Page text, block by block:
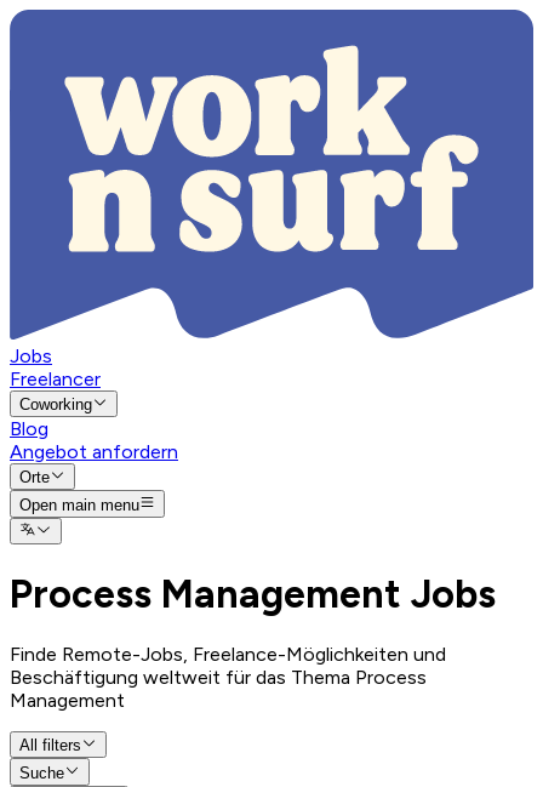
Jobs
Freelancer
Coworking
Blog
Angebot anfordern
Orte
Open main menu
Process Management Jobs
Finde Remote-Jobs, Freelance-Möglichkeiten und
Beschäftigung weltweit für das Thema Process
Management
All filters
Suche